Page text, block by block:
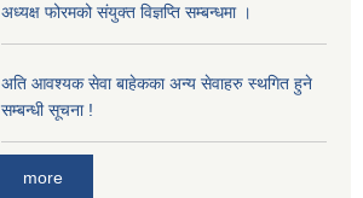
अध्यक्ष फोरमको संयुक्त विज्ञप्ति सम्बन्धमा ।
अति आवश्यक सेवा बाहेकका अन्य सेवाहरु स्थगित हुने
सम्बन्धी सूचना !
more